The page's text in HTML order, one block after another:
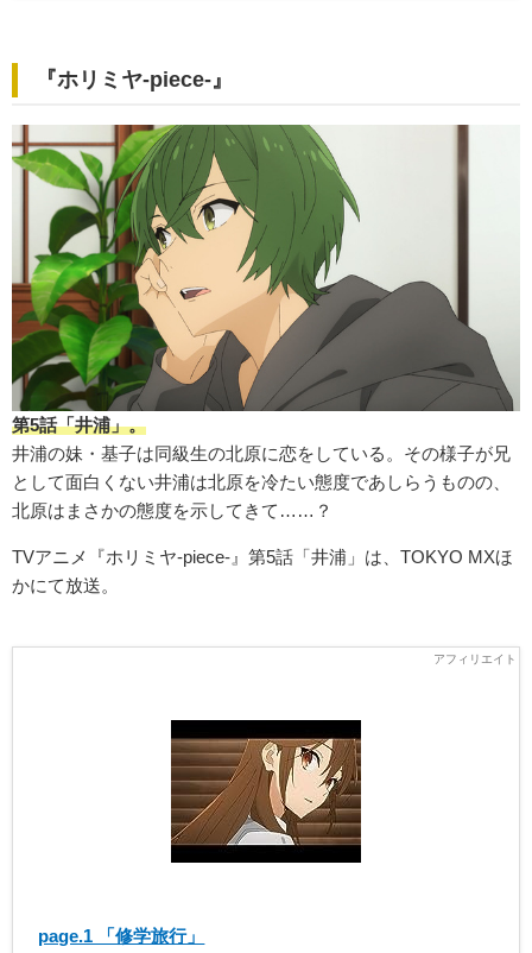
『ホリミヤ-piece-』
第5話「井浦」。
井浦の妹・基子は同級生の北原に恋をしている。その様子が兄
として面白くない井浦は北原を冷たい態度であしらうものの、
北原はまさかの態度を示してきて……？
TVアニメ『ホリミヤ-piece-』第5話「井浦」は、TOKYO MXほ
かにて放送。
page.1 「修学旅行」